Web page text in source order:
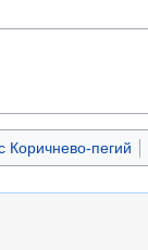
Коричнево-пегий